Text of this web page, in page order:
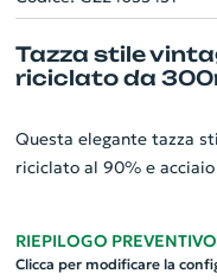
Tazza stile
riciclato da
Questa elegante tazza
riciclato al 90% e
personalizzabile per la
RIEPILOGO PREVENTIVO
Clicca per modificare la